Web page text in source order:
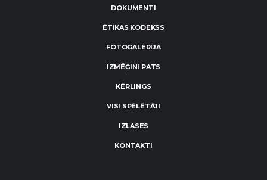
DOKUMENTI
ĒTIKAS KODEKSS
FOTOGALERIJA
IZMĒĢINI PATS
KĒRLINGS
VISI SPĒLĒTĀJI
IZLASES
KONTAKTI